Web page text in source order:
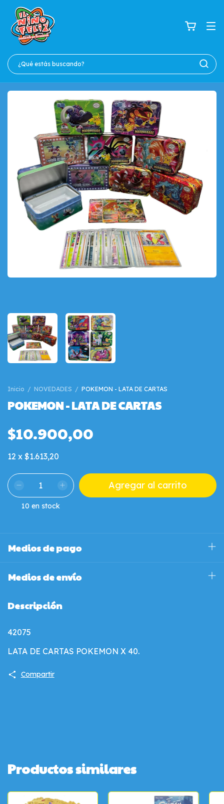
Inicio / NOVEDADES / POKEMON - LATA DE CARTAS
POKEMON - LATA DE CARTAS
$10.900,00
12 x $1.613,20
10 en stock
Medios de pago
Medios de envío
Descripción
42075
LATA DE CARTAS POKEMON X 40.
Compartir
Productos similares